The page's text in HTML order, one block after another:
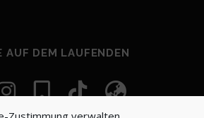
AUF DEM LAUFENDEN